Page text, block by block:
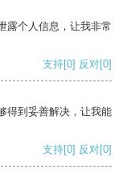
露个人信息，让我非常
支持[0] 反对[0]
得到妥善解决，让我能
支持[0] 反对[0]